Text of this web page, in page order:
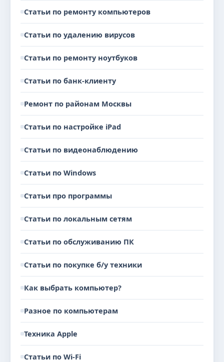
Статьи по ремонту компьютеров
Статьи по удалению вирусов
Статьи по ремонту ноутбуков
Статьи по банк-клиенту
Ремонт по районам Москвы
Статьи по настройке iPad
Статьи по видеонаблюдению
Статьи по Windows
Статьи про программы
Статьи по локальным сетям
Статьи по обслуживанию ПК
Статьи по покупке б/у техники
Как выбрать компьютер?
Разное по компьютерам
Техника Apple
Статьи по Wi-Fi